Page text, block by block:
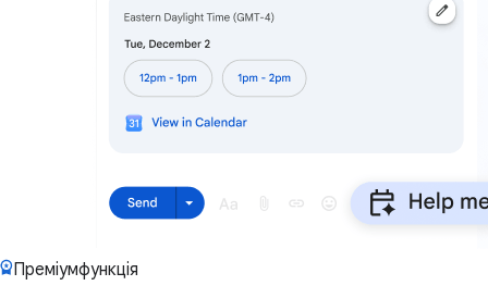
Преміумфункція